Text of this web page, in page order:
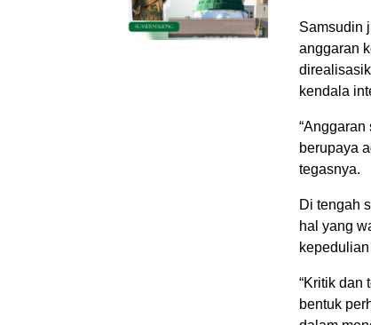
Samsudin
anggaran
kendala
berupaya
tegasnya.
Di tengah
hal yang
“Kritik dan
bentuk